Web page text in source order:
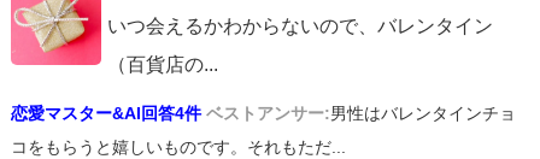
いつ会えるかわからないので、バレンタイン
（百貨店の...
恋愛マスター&AI回答4件 ベストアンサー:男性はバレンタインチョ
コをもらうと嬉しいものです。それもただ...